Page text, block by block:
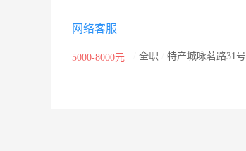
网络客服
5000-8000元 全职 特产城咏茗路31号